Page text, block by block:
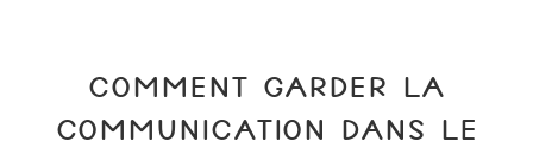
COMMENT GARDER LA
COMMUNICATION DANS LE